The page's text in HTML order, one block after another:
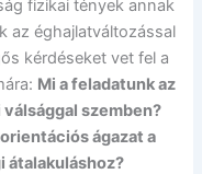
fizikai tények annak
az éghajlatváltozással
kérdéseket vet fel a
Mi a feladatunk az
szemben?
ágazat a
átalakuláshoz?